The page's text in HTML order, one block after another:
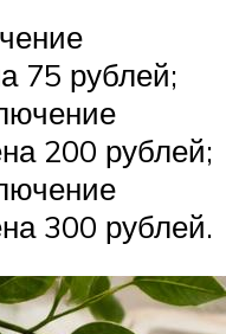
75 рублей;
200 рублей;
300 рублей.